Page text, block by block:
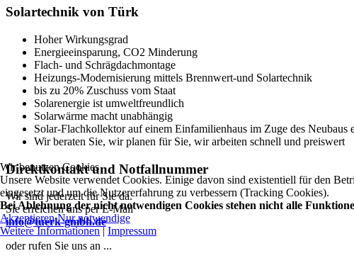
Solartechnik von Türk
Hoher Wirkungsgrad
Energieeinsparung, CO2 Minderung
Flach- und Schrägdachmontage
Heizungs-Modernisierung mittels Brennwert-und Solartechnik
bis zu 20% Zuschuss vom Staat
Solarenergie ist umweltfreundlich
Solarwärme macht unabhängig
Solar-Flachkollektor auf einem Einfamilienhaus im Zuge des
Wir beraten Sie, wir planen für Sie, wir arbeiten schnell und preiswert
Direktkontakt und Notfallnummer
Wir sind jederzeit für Sie da.
Sie erreichen uns per E-Mail
info@tuerk-gmbh.de
oder rufen Sie uns an ...
Wir benutzen Cookies
Unsere Website verwendet Cookies. Einige davon sind existentiell für den
eingesetzt und um die Nutzererfahrung zu verbessern (Tracking Cookies).
Bei Ablehnung der nicht notwendigen Cookies stehen nicht alle
Akzeptieren Nur notwendige
Weitere Informationen|Impressum